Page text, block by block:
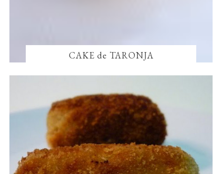
CAKE de TARONJA